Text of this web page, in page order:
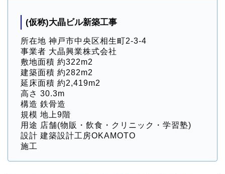
(仮称)大晶ビル新築工事
所在地 神戸市中央区相生町2-3-4
事業者 大晶興業株式会社
敷地面積 約322m2
建築面積 約282m2
延床面積 約2,419m2
高さ 30.3m
構造 鉄骨造
規模 地上9階
用途 店舗(物販・飲食・クリニック・学習塾)
設計 建築設計工房OKAMOTO
施工